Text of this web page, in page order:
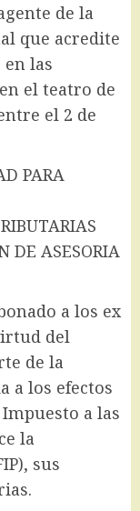
de la
que acredite
las
el teatro de
el 2 de
PARA
DE ASESORIA
a los ex
del
de la
a los efectos
a las
la
sus